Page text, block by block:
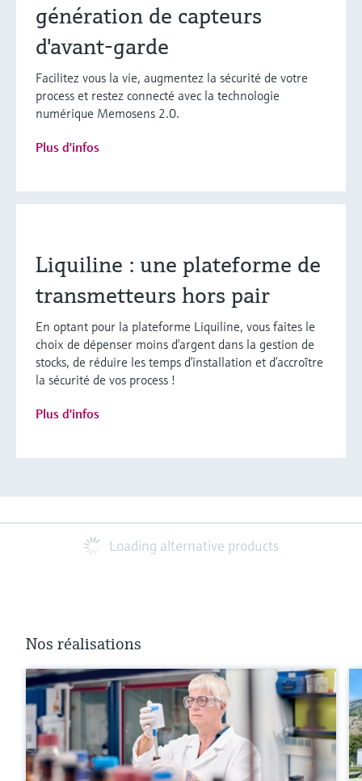
génération de capteurs
d'avant-garde
Facilitez vous la vie, augmentez la sécurité de votre
process et restez connecté avec la technologie
numérique Memosens 2.0.
Plus d'infos
Liquiline : une plateforme de
transmetteurs hors pair
En optant pour la plateforme Liquiline, vous faites le
choix de dépenser moins d’argent dans la gestion de
stocks, de réduire les temps d’installation et d’accroître
la sécurité de vos process !
Plus d'infos
Loading alternative products
Nos réalisations